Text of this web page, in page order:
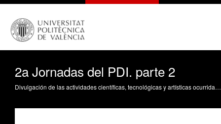
2a Jornadas del PDI. parte 2
Divulgación de las actividades científicas, tecnológicas y artísticas ocurridas en los tres campus de la UPV